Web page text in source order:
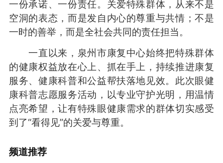
一份承诺、一份责任。关爱特殊群体，从来不是
空洞的表态，而是发自内心的尊重与共情；不是
一时的善举，而是全社会共同的责任担当。
一直以来，泉州市康复中心始终把特殊群体
的健康权益放在心上、抓在手上，持续推进康复
服务、健康科普和公益帮扶落地见效。此次眼健
康科普志愿服务活动，以专业守护光明，用温情
点亮希望，让有特殊眼健康需求的群体切实感受
到了“看得见”的关爱与尊重。
频道推荐